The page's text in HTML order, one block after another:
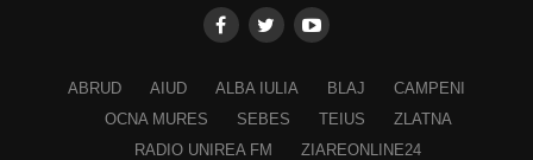
ABRUD AIUD ALBA IULIA BLAJ
CAMPENI
OCNA MURES
SEBES TEIUS
ZLATNA
RADIO UNIREA FM
ZIAREONLINE24